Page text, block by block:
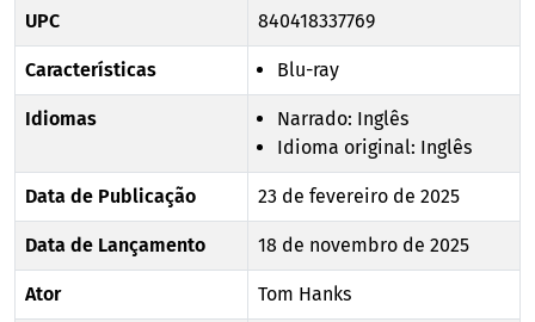
UPC 840418337769
Características Blu-ray
Idiomas
Narrado: Inglês
Idioma original: Inglês
Data de Publicação 23 de fevereiro de 2025
Data de Lançamento 18 de novembro de 2025
Ator Tom Hanks